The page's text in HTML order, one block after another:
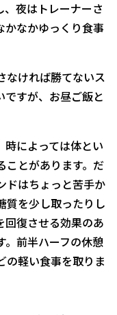
、夜はトレーナーさ
かなかゆっくり食事
なければ勝てないス
ですが、お昼ご飯と
によっては体とい
ことがあります。だ
ドはちょっと苦手か
質を少し取ったりし
回復させる効果のあ
。前半ハーフの休憩
の軽い食事を取りま